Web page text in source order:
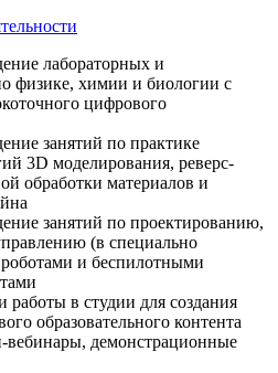
лабораторных и
физике, химии и биологии с
цифрового
занятий по практике
3D моделирования, реверс-
обработки материалов и
занятий по проектированию,
(в специально
и беспилотными
работы в студии для создания
образовательного контента
вебинары, демонстрационные